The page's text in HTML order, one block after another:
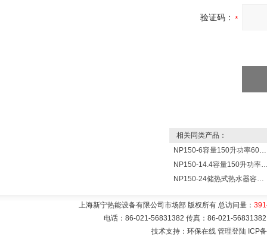
验证码：
相关同类产品：
NP150-6容量150升功率6000瓦新宁电热水器 热水锅炉
NP150-14.4容量150升功率14400瓦蓄
NP150-24储热式热水器容量150L功率24000w热水炉 热水锅炉
上海新宁热能设备有限公司市场部 版权所有 总访问量：
电话：86-021-56831382 传真：86-021-
技术支持：环保在线 管理登陆 ICP